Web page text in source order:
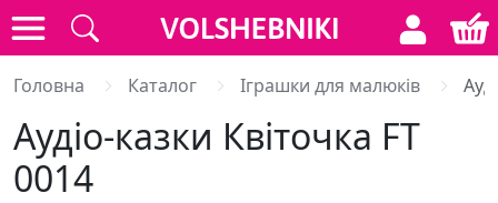
Головна Каталог Іграшки для малюків
Аудіо-казки Квіточка FT
0014